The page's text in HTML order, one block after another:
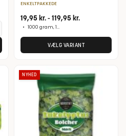
ENKELTPAKKEDE
19,95kr.-119,95kr.
• 1000 gram, 150 gram
VÆLG VARIANT
NYHED